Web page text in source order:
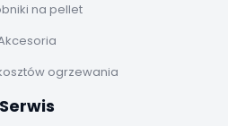
na pellet
ogrzewania
Serwis